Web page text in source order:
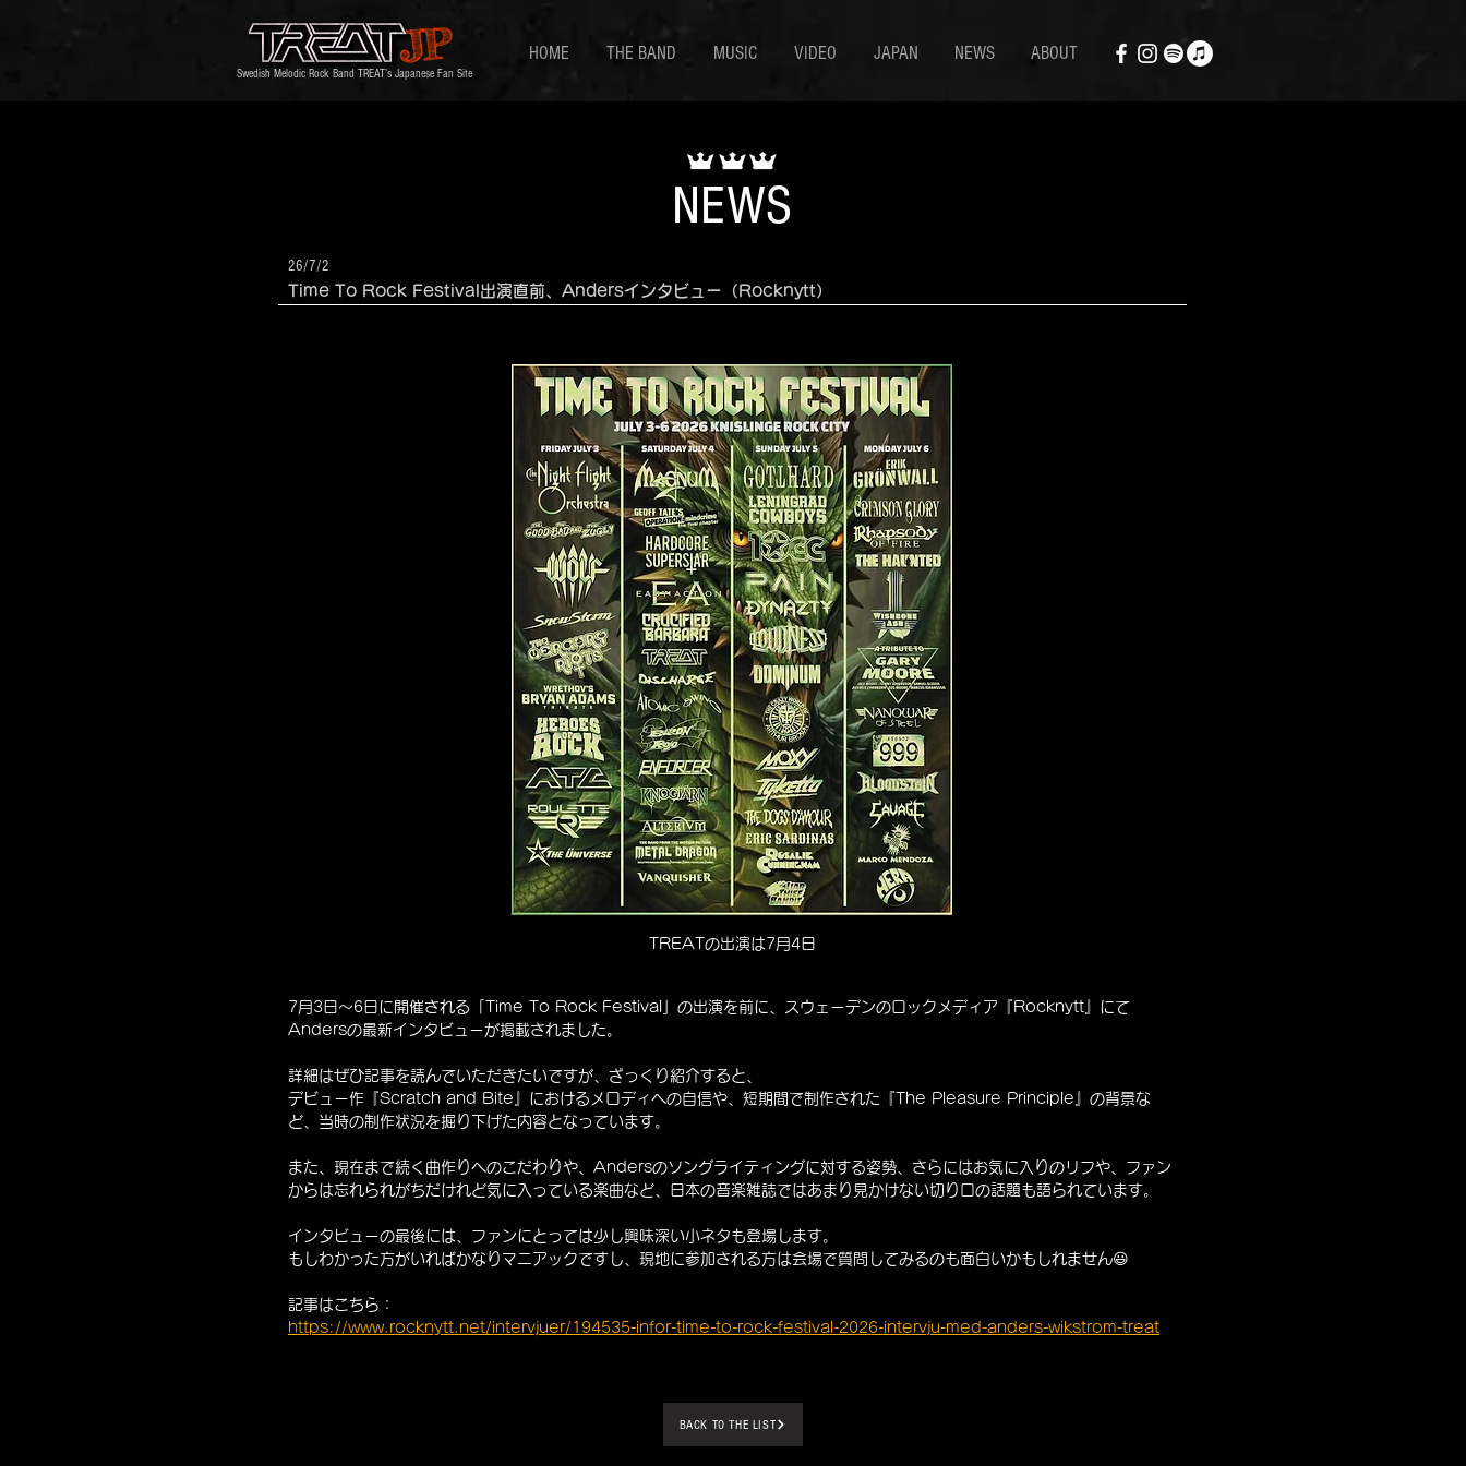
Swedish Melodic Rock Band TREAT’s Japanese Fan Site
HOME THE BAND MUSIC VIDEO JAPAN NEWS ABOUT
NEWS
26/7/2
Time To Rock Festival出演直前、Andersインタビュー（Rocknytt）
TREATの出演は7月4日
7月3日〜6日に開催される「Time To Rock Festival」の出演を前に、スウェーデンのロックメディア『Rocknytt』にて
Andersの最新インタビューが掲載されました。
詳細はぜひ記事を読んでいただきたいですが、ざっくり紹介すると、
デビュー作『Scratch and Bite』におけるメロディへの自信や、短期間で制作された『The Pleasure Principle』の背景な
ど、当時の制作状況を掘り下げた内容となっています。
また、現在まで続く曲作りへのこだわりや、Andersのソングライティングに対する姿勢、さらにはお気に入りのリフや、ファン
からは忘れられがちだけれど気に入っている楽曲など、日本の音楽雑誌ではあまり見かけない切り口の話題も語られています。
インタビューの最後には、ファンにとっては少し興味深い小ネタも登場します。
もしわかった方がいればかなりマニアックですし、現地に参加される方は会場で質問してみるのも面白いかもしれません😃
記事はこちら：
https://www.rocknytt.net/intervjuer/194535-infor-time-to-rock-festival-2026-intervju-med-anders-wikstrom-treat
BACK TO THE LIST